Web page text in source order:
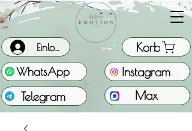
WhatsApp
Korb
Einloggen
Telegram Max
Instagram